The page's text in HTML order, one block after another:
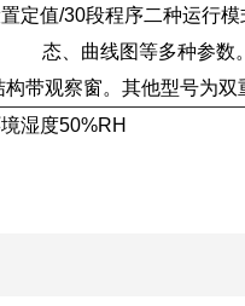
定值/30段程序二种运行
态、曲线图等多种参数
带观察窗。其他型号为
湿度50%RH